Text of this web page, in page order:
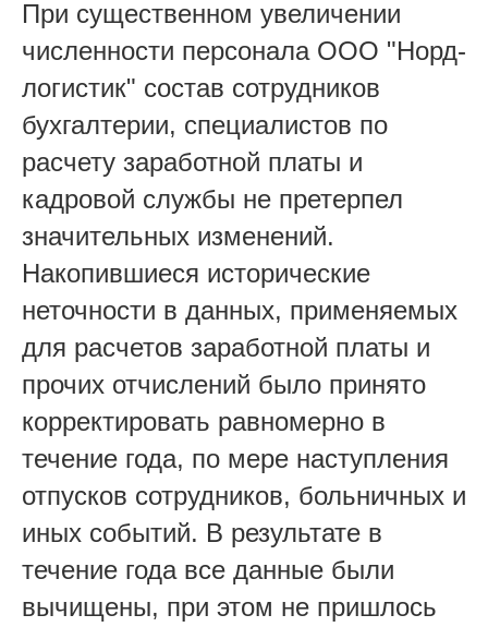
При существенном увеличении
численности персонала ООО "Норд-
логистик" состав сотрудников
бухгалтерии, специалистов по
расчету заработной платы и
кадровой службы не претерпел
значительных изменений.
Накопившиеся исторические
неточности в данных, применяемых
для расчетов заработной платы и
прочих отчислений было принято
корректировать равномерно в
течение года, по мере наступления
отпусков сотрудников, больничных и
иных событий. В результате в
течение года все данные были
вычищены, при этом не пришлось